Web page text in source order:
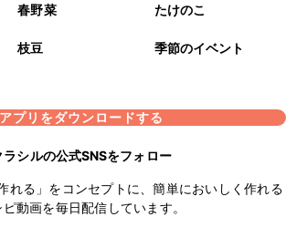
春野菜 たけのこ
枝豆 季節のイベント
アプリをダウンロードする
ラシルの公式SNSをフォロー
れる」をコンセプトに、簡単においしく作れる
ピ動画を毎日配信しています。